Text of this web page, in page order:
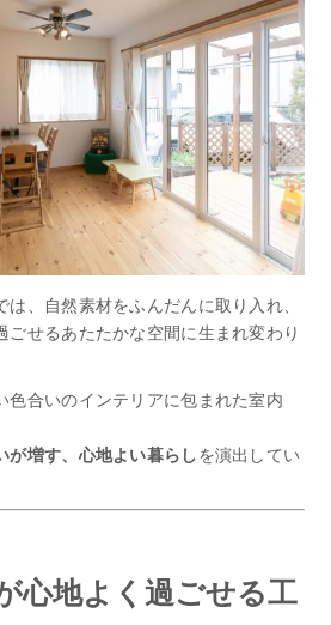
、自然素材をふんだんに取り入れ、
ごせるあたたかな空間に生まれ変わり
色合いのインテリアに包まれた室内
が増す、心地よい暮らしを演出してい
心地よく過ごせる工